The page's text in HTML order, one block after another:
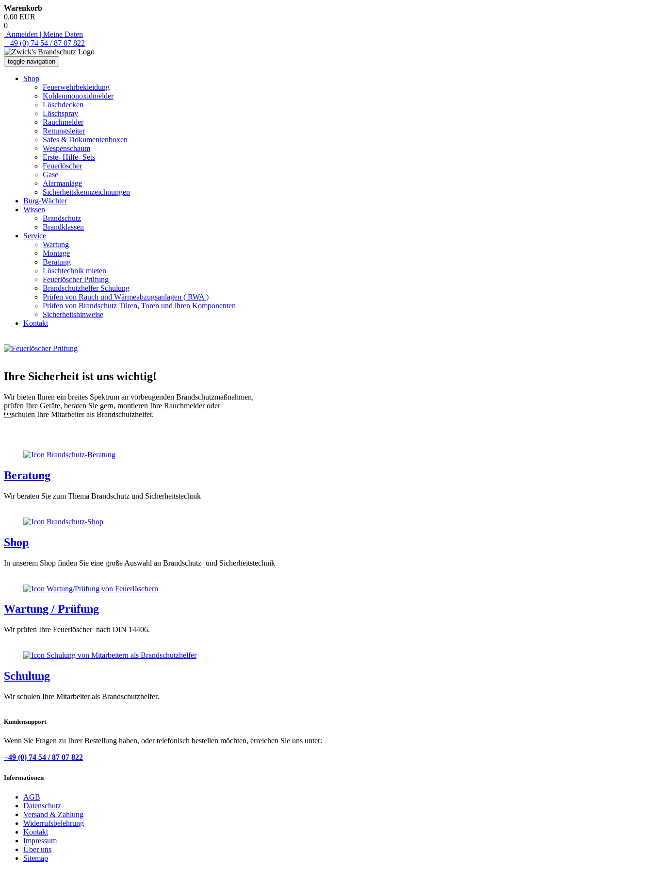
Warenkorb
0,00 EUR
0
Anmelden | Meine Daten
+49 (0) 74 54 / 87 07 822
toggle navigation
Shop
Feuerwehrbekleidung
Kohlenmonoxidmelder
Löschdecken
Löschspray
Rauchmelder
Rettungsleiter
Safes & Dokumentenboxen
Wespenschaum
Erste- Hilfe- Sets
Feuerlöscher
Gase
Alarmanlage
Sicherheitskennzeichnungen
Burg-Wächter
Wissen
Brandschutz
Brandklassen
Service
Wartung
Montage
Beratung
Löschtechnik mieten
Feuerlöscher Prüfung
Brandschutzhelfer Schulung
Prüfen von Rauch und Wärmeabzugsanlagen ( RWA )
Prüfen von Brandschutz Türen, Toren und ihren Komponenten
Sicherheitshinweise
Kontakt
Ihre Sicherheit ist uns wichtig!
Wir bieten Ihnen ein breites Spektrum an vorbeugenden Brandschutzmaßnahmen,
prüfen Ihre Geräte, beraten Sie gern, montieren Ihre Rauchmelder oder
schulen Ihre Mitarbeiter als Brandschutzhelfer.
Beratung
Wir beraten Sie zum Thema Brandschutz und Sicherheitstechnik
Shop
In unserem Shop finden Sie eine große Auswahl an Brandschutz- und Sicherheitstechnik
Wartung / Prüfung
Wir prüfen Ihre Feuerlöscher nach DIN 14406.
Schulung
Wir schulen Ihre Mitarbeiter als Brandschutzhelfer.
Kundensupport
Wenn Sie Fragen zu Ihrer Bestellung haben, oder telefonisch bestellen möchten, erreichen Sie uns unter:
+49 (0) 74 54 / 87 07 822
Informationen
AGB
Datenschutz
Versand & Zahlung
Widerrufsbelehrung
Kontakt
Impressum
Über uns
Sitemap